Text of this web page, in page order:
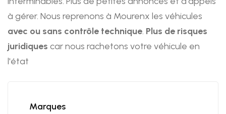
à gérer. Nous reprenons à Mourenx les véhicules
avec ou sans contrôle technique. Plus de risques
juridiques car nous rachetons votre véhicule en
l'état
Marques